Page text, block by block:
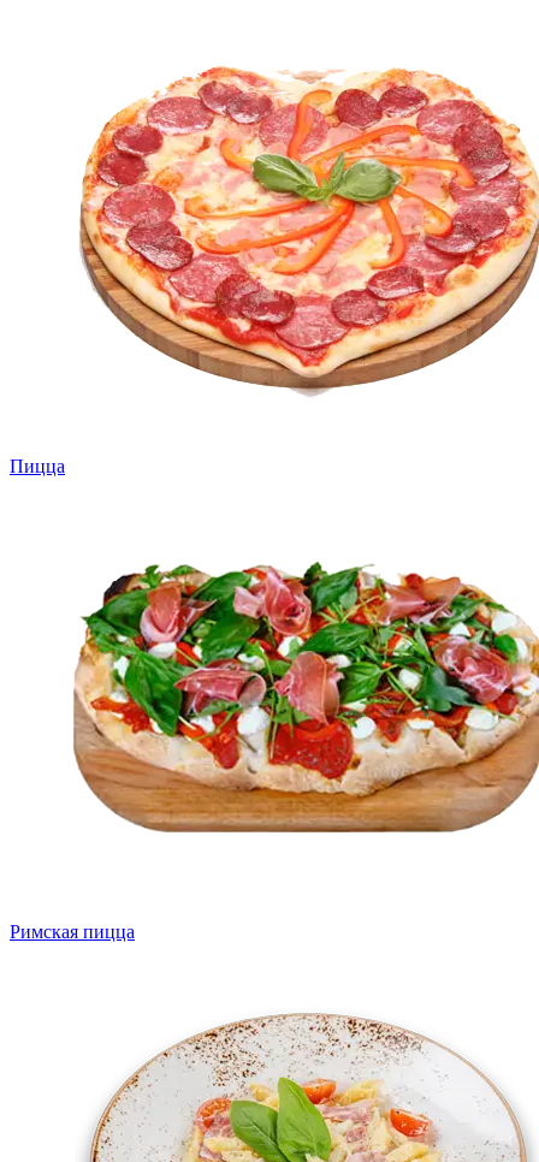
Пицца
Римская пицца